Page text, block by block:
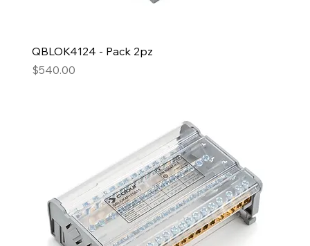
QBLOK4124 - Pack 2pz
Precio
$540.00